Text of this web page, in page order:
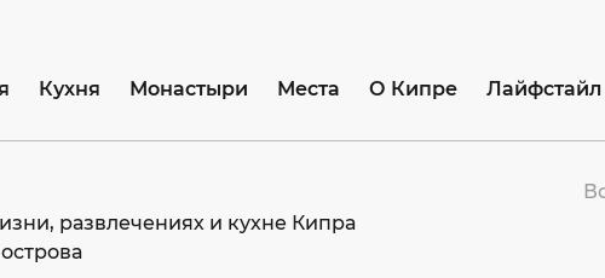
Кухня Монастыри Места О Кипре Лайфстайл
развлечениях и кухне Кипра